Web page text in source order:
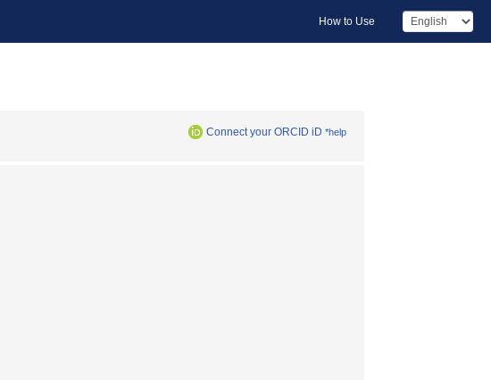
How to Use
Connect your ORCID iD *help